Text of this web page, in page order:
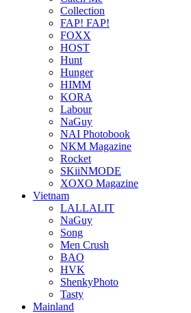
Collection
FAP! FAP!
FOXX
HOST
Hunt
Hunger
HIMM
KORA
Labour
NaGuy
NAI Photobook
NKM Magazine
Rocket
SKiiNMODE
XOXO Magazine
Vietnam
LALLALIT
NaGuy
Song
Men Crush
BAO
HVK
ShenkyPhoto
Tasty
Mainland